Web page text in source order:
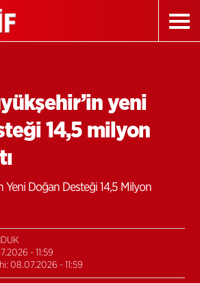
yeni
14,5 milyon
Yeni Doğan Desteği 14,5 Milyon
- 11:59
08.07.2026 - 11:59